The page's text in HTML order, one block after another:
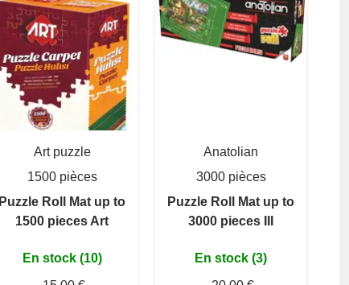
Art puzzle
1500 pièces
Puzzle Roll Mat up to
1500 pieces Art
En stock (10)
Anatolian
3000 pièces
Puzzle Roll Mat up to
3000 pieces III
En stock (3)